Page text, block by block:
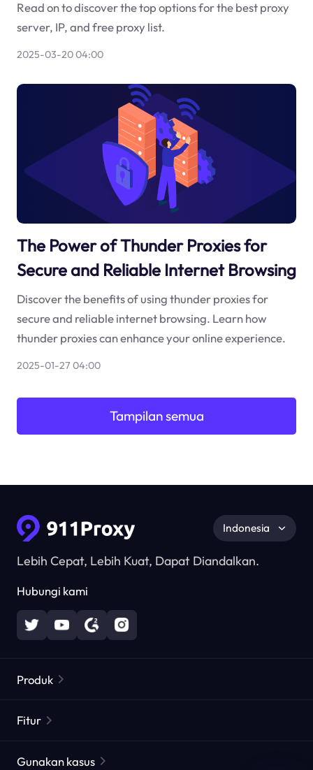
Read on to discover the top options for the best proxy
server, IP, and free proxy list.
2025-03-20 04:00
The Power of Thunder Proxies for
Secure and Reliable Internet Browsing
Discover the benefits of using thunder proxies for
secure and reliable internet browsing. Learn how
thunder proxies can enhance your online experience.
2025-01-27 04:00
Tampilan semua
Lebih Cepat, Lebih Kuat, Dapat Diandalkan.
Hubungi kami
Indonesia
Produk
Proxy Perumahan Statis
Fitur
Gunakan kasus